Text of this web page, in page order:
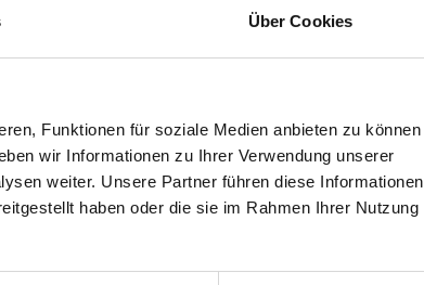
Über Cookies
Funktionen für soziale Medien anbieten zu können
wir Informationen zu Ihrer Verwendung unserer
weiter. Unsere Partner führen diese Informationen
haben oder die sie im Rahmen Ihrer Nutzung